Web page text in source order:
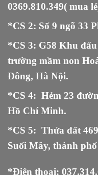
0369.810.349( mua
*CS 2: Số 9 ngõ 33
*CS 3: G58 Khu
trường mầm non
Đông, Hà Nội.
*CS 4: Hẻm 23
Hồ Chí Minh.
*CS 5: Thửa đất
Suối Mây, thành
*Điện thoại: